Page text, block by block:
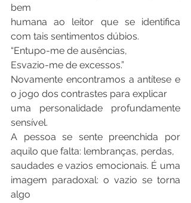
bem
humana ao leitor que se identifica
com tais sentimentos dúbios.
“Entupo-me de ausências,
Esvazio-me de excessos.”
Novamente encontramos a antítese e
o jogo dos contrastes para explicar
uma personalidade profundamente
sensível.
A pessoa se sente preenchida por
aquilo que falta: lembranças, perdas,
saudades e vazios emocionais. É uma
imagem paradoxal: o vazio se torna
algo